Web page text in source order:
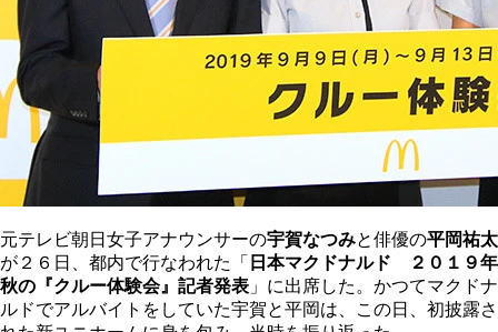
元テレビ朝日女子アナウンサーの宇賀なつみと俳優の平岡祐太
が２６日、都内で行なわれた「 日本マクドナルド ２０１９年
秋の『クルー体験会』記者発表 」に出席した。かつてマクドナ
ルドでアルバイトをしていた宇賀と平岡は、この日、初披露さ